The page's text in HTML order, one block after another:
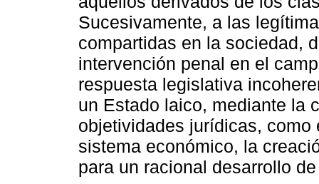
Sucesivamente, a las
compartidas en la sociedad,
intervención penal en el
respuesta legislativa
un Estado laico, mediante la
objetividades jurídicas,
sistema económico, la
para un racional desarrollo